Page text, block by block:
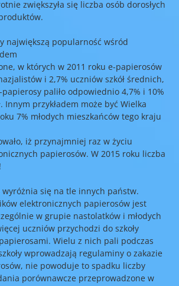
zwiększyła się liczba osób dorosłych
największą popularność wśród
w których w 2011 roku e-papierosów
i 2,7% uczniów szkół średnich,
paliło odpowiednio 4,7% i 10%
Innym przykładem może być Wielka
7% młodych mieszkańców tego kraju
iż przynajmniej raz w życiu
papierosów. W 2015 roku liczba
wyróżnia się na tle innych państw.
elektronicznych papierosów jest
w grupie nastolatków i młodych
uczniów przychodzi do szkoły
Wielu z nich pali podczas
wprowadzają regulaminy o zakazie
nie powoduje to spadku liczby
porównawcze przeprowadzone w